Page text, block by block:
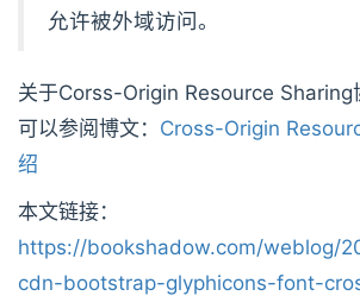
允许被外域访问。
关于Corss-Origin Resource Sharing
可以参阅博文： Cross-Origin
绍
本文链接：
https://bookshadow.com/weblog/
cdn-bootstrap-glyphicons-font-